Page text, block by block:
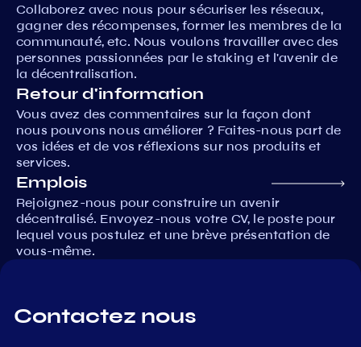
Collaborez avec nous pour sécuriser les réseaux,
gagner des récompenses, former les membres de la
communauté, etc. Nous voulons travailler avec des
personnes passionnées par le staking et l'avenir de
la décentralisation.
Retour d'information
Vous avez des commentaires sur la façon dont
nous pouvons nous améliorer ? Faites-nous part de
vos idées et de vos réflexions sur nos produits et
services.
Emplois
Rejoignez-nous pour construire un avenir
décentralisé. Envoyez-nous votre CV, le poste pour
lequel vous postulez et une brève présentation de
vous-même.
Contactez nous